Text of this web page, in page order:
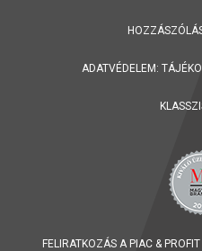
ADATVÉDELEM:
FELIRATKOZÁS A PIAC &